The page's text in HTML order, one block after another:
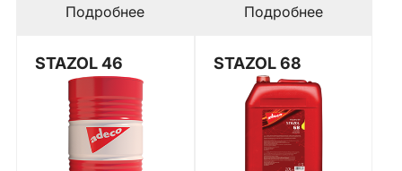
подшипников и…
Подробнее
направляющих,
горизонтальных…
Подробнее
STAZOL 46 STAZOL 68